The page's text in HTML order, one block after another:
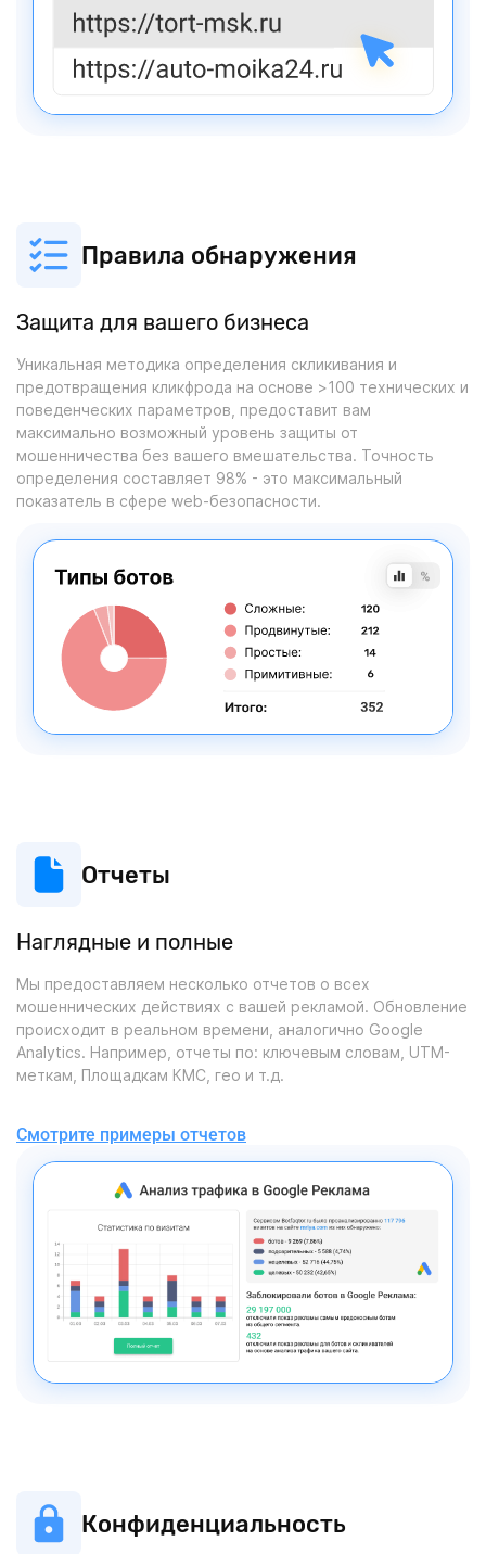
Правила обнаружения
Защита для вашего бизнеса
Уникальная методика определения скликивания и
предотвращения кликфрода на основе >100 технических и
поведенческих параметров, предоставит вам
максимально возможный уровень защиты от
мошенничества без вашего вмешательства. Точность
определения составляет 98% - это максимальный
показатель в сфере web-безопасности.
Отчеты
Наглядные и полные
Мы предоставляем несколько отчетов о всех
мошеннических действиях с вашей рекламой. Обновление
происходит в реальном времени, аналогично Google
Analytics. Например, отчеты по: ключевым словам, UTM-
меткам, Площадкам КМС, гео и т.д.
Смотрите примеры отчетов
Конфиденциальность